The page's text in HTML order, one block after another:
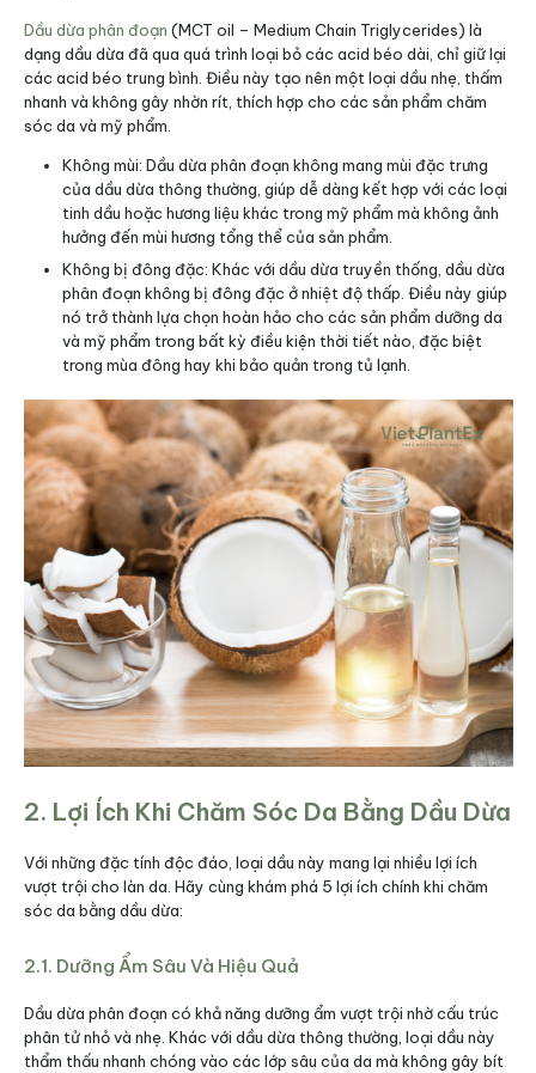
Dầu dừa phân đoạn (MCT oil – Medium Chain Triglycerides) là
dạng dầu dừa đã qua quá trình loại bỏ các acid béo dài, chỉ giữ lại
các acid béo trung bình. Điều này tạo nên một loại dầu nhẹ, thấm
nhanh và không gây nhờn rít, thích hợp cho các sản phẩm chăm
sóc da và mỹ phẩm.
Không mùi: Dầu dừa phân đoạn không mang mùi đặc trưng
của dầu dừa thông thường, giúp dễ dàng kết hợp với các loại
tinh dầu hoặc hương liệu khác trong mỹ phẩm mà không ảnh
hưởng đến mùi hương tổng thể của sản phẩm.
Không bị đông đặc: Khác với dầu dừa truyền thống, dầu dừa
phân đoạn không bị đông đặc ở nhiệt độ thấp. Điều này giúp
nó trở thành lựa chọn hoàn hảo cho các sản phẩm dưỡng da
và mỹ phẩm trong bất kỳ điều kiện thời tiết nào, đặc biệt
trong mùa đông hay khi bảo quản trong tủ lạnh.
2. Lợi Ích Khi Chăm Sóc Da Bằng Dầu Dừa
Với những đặc tính độc đáo, loại dầu này mang lại nhiều lợi ích
vượt trội cho làn da. Hãy cùng khám phá 5 lợi ích chính khi chăm
sóc da bằng dầu dừa:
2.1. Dưỡng Ẩm Sâu Và Hiệu Quả
Dầu dừa phân đoạn có khả năng dưỡng ẩm vượt trội nhờ cấu trúc
phân tử nhỏ và nhẹ. Khác với dầu dừa thông thường, loại dầu này
thẩm thấu nhanh chóng vào các lớp sâu của da mà không gây bít